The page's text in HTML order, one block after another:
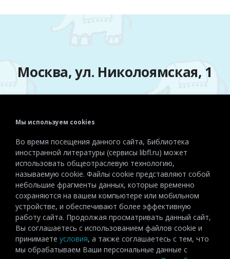
Москва, ул. Николоямская, 1
+7 (495) 915-72-81
Эл. почта:detiinostranki@libfl.ru
Мы используем cookies
Во время посещения данного сайта, Библиотека
иностранной литературы (сервисы libfl.ru) может
использовать общеотраслевую технологию,
называемую cookie. Файлы cookie представляют собой
небольшие фрагменты данных, которые временно
сохраняются на вашем компьютере или мобильном
устройстве, и обеспечивают более эффективную
работу сайта. Продолжая просматривать данный сайт,
Вы соглашаетесь с использованием файлов cookie и
принимаете условия, а также соглашаетесь с тем, что
мы обрабатываем Ваши персональные данные с